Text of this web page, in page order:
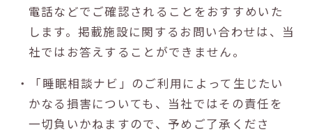
電話などでご確認されることをおすすめいた
します。掲載施設に関するお問い合わせは、当
社ではお答えすることができません。
・「睡眠相談ナビ」のご利用によって生じたい
かなる損害についても、当社ではその責任を
一切負いかねますので、予めご了承くださ